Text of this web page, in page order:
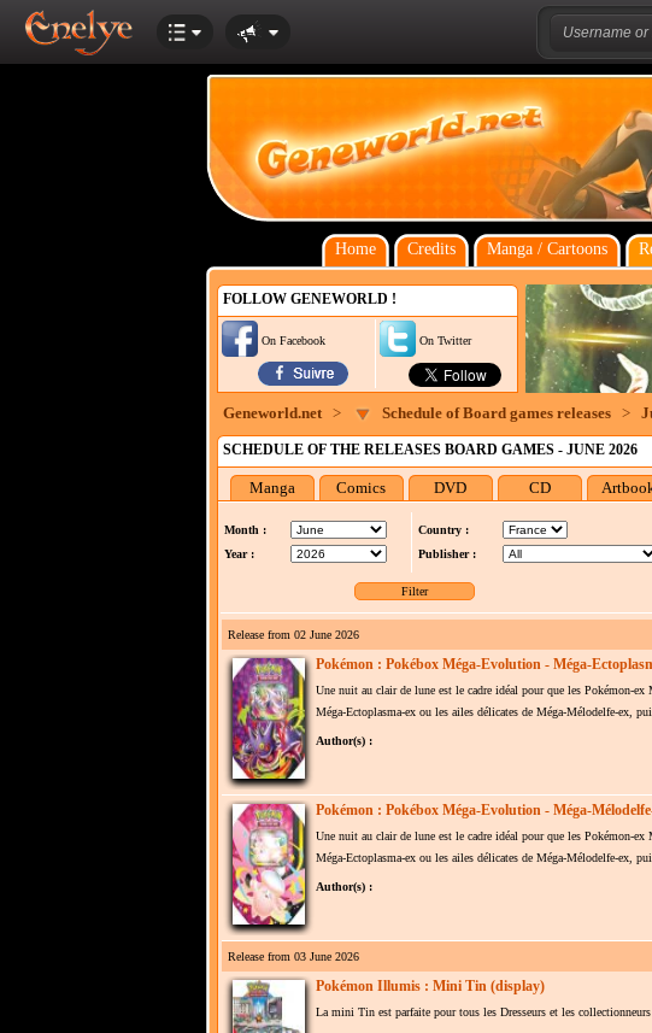
Home Credits Manga / Cartoons
FOLLOW GENEWORLD !
On Facebook On Twitter
Geneworld.net > Schedule of Board games releases >
SCHEDULE OF THE RELEASES BOARD GAMES - JUNE 2026
Manga Comics DVD CD
Month :
Year :
Country :
Publisher :
Release from 02 June 2026
Pokémon : Pokébox Méga-Evolution - Méga-
Une nuit au clair de lune est le cadre idéal pour que les Pokémon-
Méga-Ectoplasma-ex ou les ailes délicates de Méga-Mélodelfe-ex,
Author(s) :
Pokémon : Pokébox Méga-Evolution - Méga-
Une nuit au clair de lune est le cadre idéal pour que les Pokémon-
Méga-Ectoplasma-ex ou les ailes délicates de Méga-Mélodelfe-ex,
Author(s) :
Release from 03 June 2026
Pokémon Illumis : Mini Tin (display)
La mini Tin est parfaite pour tous les Dresseurs et les